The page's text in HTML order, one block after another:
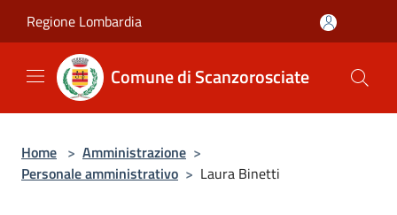
Regione Lombardia
Comune di Scanzorosciate
Home > Amministrazione >
Personale amministrativo > Laura Binetti